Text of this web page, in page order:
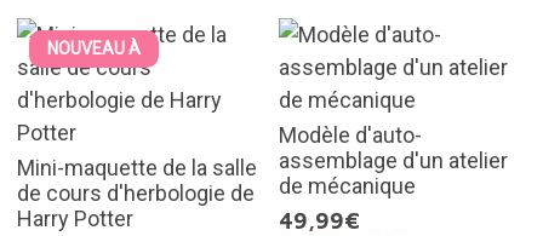
NOUVEAU À
Mini-maquette de la salle
de cours d'herbologie de
Harry Potter
Modèle d'auto-
assemblage d'un atelier
de mécanique
49,99€